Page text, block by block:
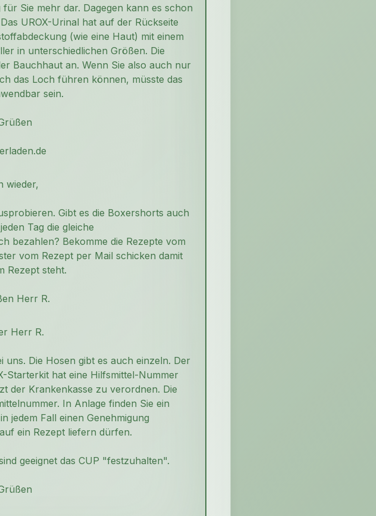
Sie mehr dar. Dagegen kann es schon
UROX-Urinal hat auf der Rückseite
(wie eine Haut) mit einem
in unterschiedlichen Größen. Die
Bauchhaut an. Wenn Sie also auch nur
das Loch führen können, müsste das
sein.
wieder,
Gibt es die Boxershorts auch
Tag die gleiche
bezahlen? Bekomme die Rezepte vom
vom Rezept per Mail schicken damit
Rezept steht.
Herr R.
Herr R.
Die Hosen gibt es auch einzeln. Der
Starterkit hat eine Hilfsmittel-Nummer
der Krankenkasse zu verordnen. Die
In Anlage finden Sie ein
jedem Fall einen Genehmigung
ein Rezept liefern dürfen.
geeignet das CUP "festzuhalten".